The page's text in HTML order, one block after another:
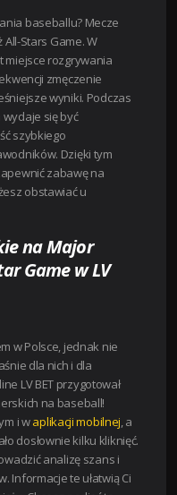
baseballu? Mecze
Stars Game. W
miejsce rozgrywania
zmęczenie
wyniki. Podczas
wydaje się być
szybkiego
Dzięki tym
zabawę na
obstawiać u
na Major
Game w LV
w Polsce, jednak nie
dla nich i dla
LV BET przygotował
na baseball!
i waplikacji mobilnej , a
dosłownie kilku kliknięć.
analizę szans i
Informacje te ułatwią Ci